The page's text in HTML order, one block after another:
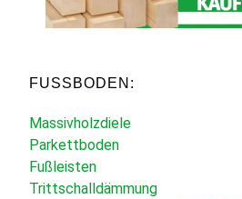
FUSSBODEN:
Massivholzdiele
Parkettboden
Fußleisten
Trittschalldämmung